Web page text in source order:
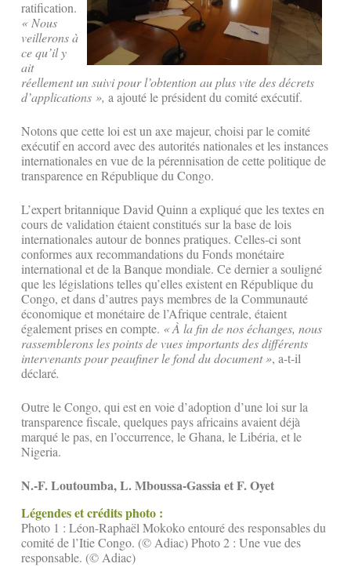
ratification.
« Nous
veillerons à
ce qu’il y
ait
réellement un suivi pour l’obtention au plus vite des décrets
d’applications », a ajouté le président du comité exécutif.
Notons que cette loi est un axe majeur, choisi par le comité
exécutif en accord avec des autorités nationales et les instances
internationales en vue de la pérennisation de cette politique de
transparence en République du Congo.
L’expert britannique David Quinn a expliqué que les textes en
cours de validation étaient constitués sur la base de lois
internationales autour de bonnes pratiques. Celles-ci sont
conformes aux recommandations du Fonds monétaire
international et de la Banque mondiale. Ce dernier a souligné
que les législations telles qu’elles existent en République du
Congo, et dans d’autres pays membres de la Communauté
économique et monétaire de l’Afrique centrale, étaient
également prises en compte. « À la fin de nos échanges, nous
rassemblerons les points de vues importants des différents
intervenants pour peaufiner le fond du document », a-t-il
déclaré.
Outre le Congo, qui est en voie d’adoption d’une loi sur la
transparence fiscale, quelques pays africains avaient déjà
marqué le pas, en l’occurrence, le Ghana, le Libéria, et le
Nigeria.
N.-F. Loutoumba, L. Mboussa-Gassia et F. Oyet
Légendes et crédits photo :
Photo 1 : Léon-Raphaël Mokoko entouré des responsables du
comité de l’Itie Congo. (© Adiac) Photo 2 : Une vue des
responsable. (© Adiac)